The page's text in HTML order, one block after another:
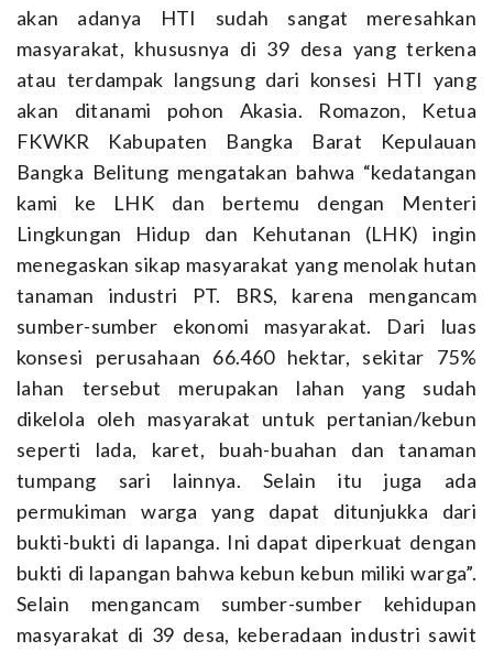
akan adanya HTI sudah sangat meresahkan
masyarakat, khususnya di 39 desa yang terkena
atau terdampak langsung dari konsesi HTI yang
akan ditanami pohon Akasia. Romazon, Ketua
FKWKR Kabupaten Bangka Barat Kepulauan
Bangka Belitung mengatakan bahwa “kedatangan
kami ke LHK dan bertemu dengan Menteri
Lingkungan Hidup dan Kehutanan (LHK) ingin
menegaskan sikap masyarakat yang menolak hutan
tanaman industri PT. BRS, karena mengancam
sumber-sumber ekonomi masyarakat. Dari luas
konsesi perusahaan 66.460 hektar, sekitar 75%
lahan tersebut merupakan lahan yang sudah
dikelola oleh masyarakat untuk pertanian/kebun
seperti lada, karet, buah-buahan dan tanaman
tumpang sari lainnya. Selain itu juga ada
permukiman warga yang dapat ditunjukka dari
bukti-bukti di lapanga. Ini dapat diperkuat dengan
bukti di lapangan bahwa kebun kebun miliki warga”.
Selain mengancam sumber-sumber kehidupan
masyarakat di 39 desa, keberadaan industri sawit